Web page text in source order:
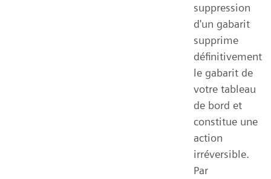
suppression
d'un gabarit
supprime
définitivement
le gabarit de
votre tableau
de bord et
constitue une
action
irréversible.
Par